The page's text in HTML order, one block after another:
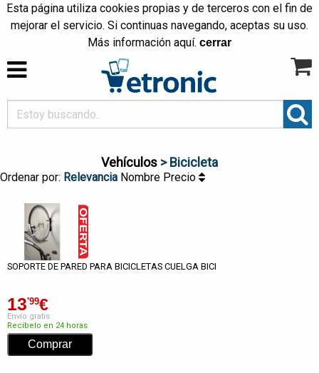
Esta página utiliza cookies propias y de terceros con el fin de
mejorar el servicio. Si continuas navegando, aceptas su uso.
Más información aquí. cerrar
Vehículos > Bicicleta
Ordenar por: Relevancia Nombre Precio
SOPORTE DE PARED PARA BICICLETAS CUELGA BICI
13'99€
Envío gratis
Recíbelo en 24 horas